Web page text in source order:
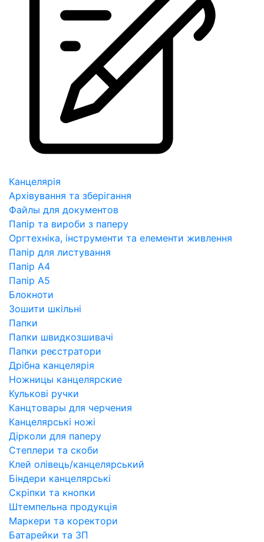
Канцелярія
Архівування та зберігання
Файлы для документов
Папір та вироби з паперу
Оргтехніка, інструменти та елементи живлення
Папір для листування
Папір А4
Папір А5
Блокноти
Зошити шкільні
Папки
Папки швидкозшивачі
Папки реєстратори
Дрібна канцелярія
Ножницы канцелярские
Кулькові ручки
Канцтовары для черчения
Канцелярські ножі
Дірколи для паперу
Степлери та скоби
Клей олівець/канцелярський
Біндери канцелярські
Скріпки та кнопки
Штемпельна продукція
Маркери та коректори
Батарейки та ЗП